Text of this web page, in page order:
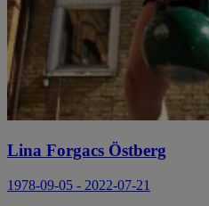
Lina Forgacs Östberg
1978-09-05 - 2022-07-21